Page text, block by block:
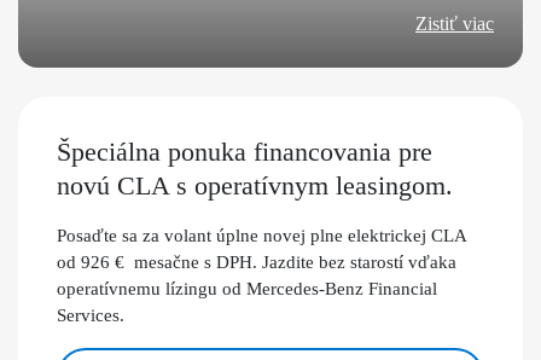
Zistiť viac
Špeciálna ponuka financovania pre
novú CLA s operatívnym leasingom.
Posaďte sa za volant úplne novej plne elektrickej CLA
od 926 € mesačne s DPH. Jazdite bez starostí vďaka
operatívnemu lízingu od Mercedes-Benz Financial
Services.